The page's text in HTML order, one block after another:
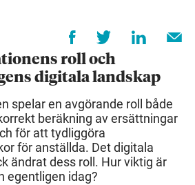
roll och
digitala landskap
spelar en avgörande roll både
beräkning av ersättningar
för att tydliggöra
för anställda. Det digitala
ändrat dess roll. Hur viktig är
egentligen idag?